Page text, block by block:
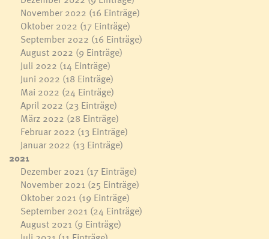
November 2022 (16 Einträge)
Oktober 2022 (17 Einträge)
September 2022 (16 Einträge)
August 2022 (9 Einträge)
Juli 2022 (14 Einträge)
Juni 2022 (18 Einträge)
Mai 2022 (24 Einträge)
April 2022 (23 Einträge)
März 2022 (28 Einträge)
Februar 2022 (13 Einträge)
Januar 2022 (13 Einträge)
2021
Dezember 2021 (17 Einträge)
November 2021 (25 Einträge)
Oktober 2021 (19 Einträge)
September 2021 (24 Einträge)
August 2021 (9 Einträge)